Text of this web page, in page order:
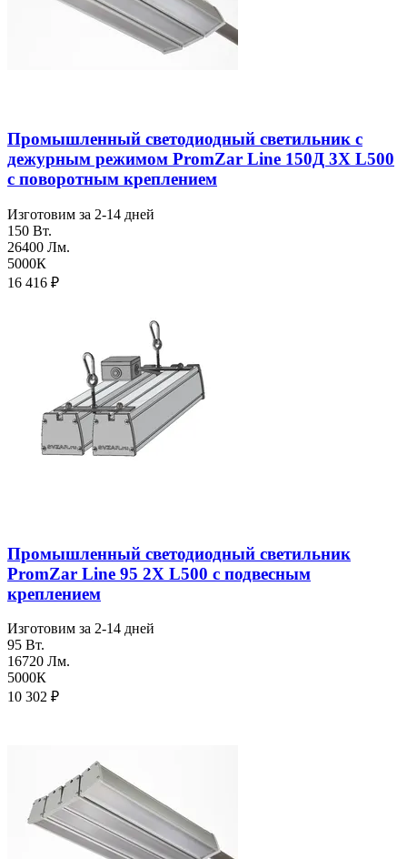
Промышленный светодиодный светильник с
дежурным режимом PromZar Line 150Д 3Х L500
с поворотным креплением
Изготовим за 2-14 дней
150 Вт.
26400 Лм.
5000К
16 416 ₽
Промышленный светодиодный светильник
PromZar Line 95 2Х L500 с подвесным
креплением
Изготовим за 2-14 дней
95 Вт.
16720 Лм.
5000К
10 302 ₽